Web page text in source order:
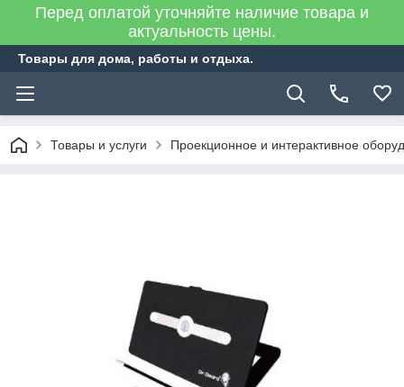
Перед оплатой уточняйте наличие товара и
актуальность цены.
Товары для дома, работы и отдыха.
Товары и услуги Проекционное и интерактивное